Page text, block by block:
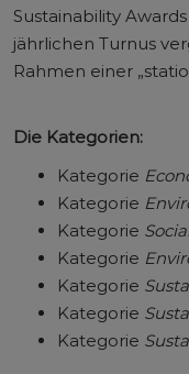
Sustainability
jährlichen Turnus
Rahmen einer
Die Kategorien:
Kategorie
Kategorie
Kategorie
Kategorie
Kategorie
Kategorie
Kategorie